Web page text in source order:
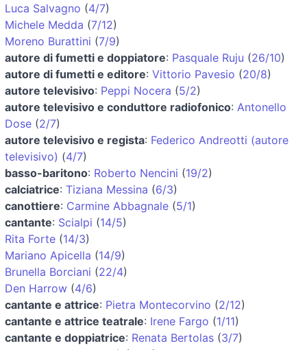
Luca Salvagno (4/7)
Michele Medda (7/12)
Moreno Burattini (7/9)
autore di fumetti e doppiatore: Pasquale Ruju (26/10)
autore di fumetti e editore: Vittorio Pavesio (20/8)
autore televisivo: Peppi Nocera (5/2)
autore televisivo e conduttore radiofonico: Antonello
Dose (2/7)
autore televisivo e regista: Federico Andreotti (autore
televisivo) (4/7)
basso-baritono: Roberto Nencini (19/2)
calciatrice: Tiziana Messina (6/3)
canottiere: Carmine Abbagnale (5/1)
cantante: Scialpi (14/5)
Rita Forte (14/3)
Mariano Apicella (14/9)
Brunella Borciani (22/4)
Den Harrow (4/6)
cantante e attrice: Pietra Montecorvino (2/12)
cantante e attrice teatrale: Irene Fargo (1/11)
cantante e doppiatrice: Renata Bertolas (3/7)